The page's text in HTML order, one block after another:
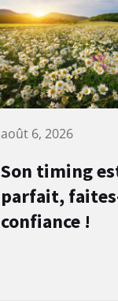
août 6, 2026
Son timing
parfait,
confiance !